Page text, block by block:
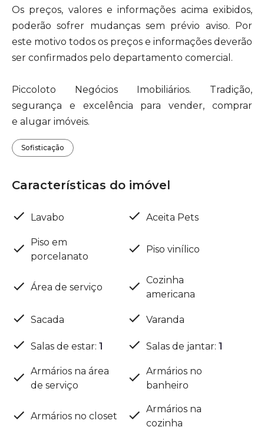
Os preços, valores e informações acima exibidos,
poderão sofrer mudanças sem prévio aviso. Por
este motivo todos os preços e informações deverão
ser confirmados pelo departamento comercial.
Piccoloto Negócios Imobiliários. Tradição,
segurança e excelência para vender, comprar
e alugar imóveis.
Sofisticação
Características do imóvel
Lavabo Aceita Pets
Piso em
porcelanato
Piso vinílico
Área de serviço
Cozinha
americana
Sacada Varanda
Salas de estar: 1 Salas de jantar: 1
Armários na área
de serviço
Armários no
banheiro
Armários no closet
Armários na
cozinha